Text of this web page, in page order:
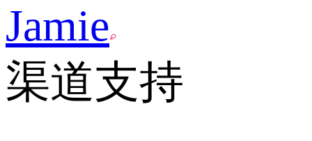
Jamie
渠道支持